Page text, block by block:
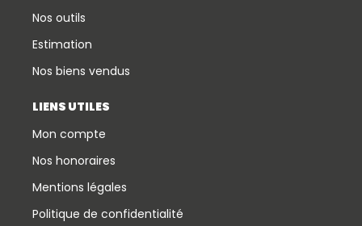
Nos outils
Estimation
Nos biens vendus
LIENS UTILES
Mon compte
Nos honoraires
Mentions légales
Politique de confidentialité